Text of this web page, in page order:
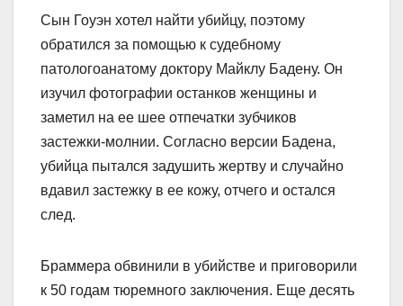
Сын Гоуэн хотел найти убийцу, поэтому
обратился за помощью к судебному
патологоанатому доктору Майклу Бадену. Он
изучил фотографии останков женщины и
заметил на ее шее отпечатки зубчиков
застежки-молнии. Согласно версии Бадена,
убийца пытался задушить жертву и случайно
вдавил застежку в ее кожу, отчего и остался
след.
Браммера обвинили в убийстве и приговорили
к 50 годам тюремного заключения. Еще десять